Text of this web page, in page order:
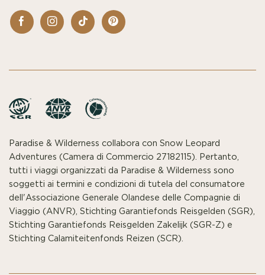
Paradise & Wilderness collabora con Snow Leopard
Adventures (Camera di Commercio 27182115). Pertanto,
tutti i viaggi organizzati da Paradise & Wilderness sono
soggetti ai termini e condizioni di tutela del consumatore
dell'Associazione Generale Olandese delle Compagnie di
Viaggio (ANVR), Stichting Garantiefonds Reisgelden (SGR),
Stichting Garantiefonds Reisgelden Zakelijk (SGR-Z) e
Stichting Calamiteitenfonds Reizen (SCR).